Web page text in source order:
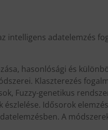
intelligens adatelemzés
hasonlósági és
Klaszterezés
Fuzzy-genetikus
Idősorok
A